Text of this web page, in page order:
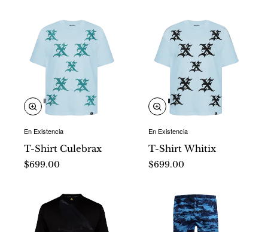
En Existencia
T-Shirt Culebrax
$699.00
En Existencia
T-Shirt Whitix
$699.00